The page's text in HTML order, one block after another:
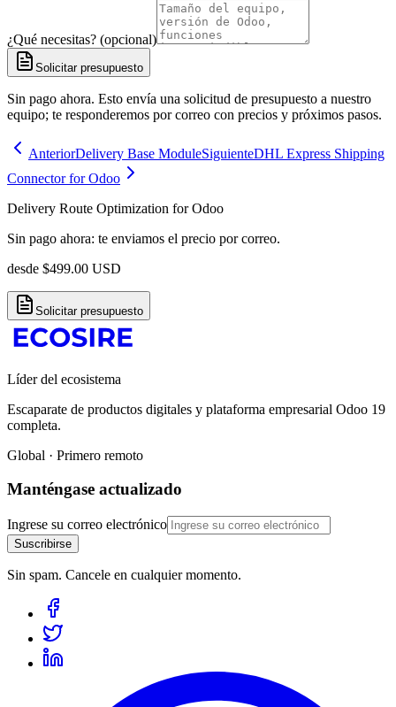
¿Qué necesitas? (opcional)
Solicitar presupuesto
Sin pago ahora. Esto envía una solicitud de presupuesto a nuestro
equipo; te responderemos por correo con precios y próximos pasos.
AnteriorDelivery Base ModuleSiguienteDHL Express Shipping
Connector for Odoo
Delivery Route Optimization for Odoo
Sin pago ahora: te enviamos el precio por correo.
desde $499.00 USD
Solicitar presupuesto
Líder del ecosistema
Escaparate de productos digitales y plataforma empresarial Odoo 19
completa.
Global · Primero remoto
Manténgase actualizado
Ingrese su correo electrónico
Suscribirse
Sin spam. Cancele en cualquier momento.